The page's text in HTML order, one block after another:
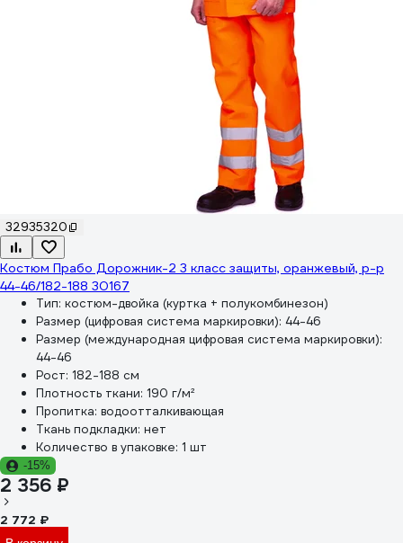
32935320
Костюм Прабо Дорожник-2 3 класс защиты, оранжевый, р-р
44-46/182-188 30167
Тип: костюм-двойка (куртка + полукомбинезон)
Размер (цифровая система маркировки): 44-46
Размер (международная цифровая система маркировки):
44-46
Рост: 182-188 см
Плотность ткани: 190 г/м²
Пропитка: водоотталкивающая
Ткань подкладки: нет
Количество в упаковке: 1 шт
-15%
2 356 ₽
2 772 ₽